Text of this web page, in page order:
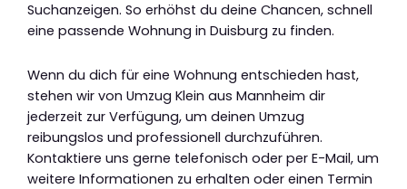
Suchanzeigen. So erhöhst du deine Chancen, schnell
eine passende Wohnung in Duisburg zu finden.
Wenn du dich für eine Wohnung entschieden hast,
stehen wir von Umzug Klein aus Mannheim dir
jederzeit zur Verfügung, um deinen Umzug
reibungslos und professionell durchzuführen.
Kontaktiere uns gerne telefonisch oder per E-Mail, um
weitere Informationen zu erhalten oder einen Termin